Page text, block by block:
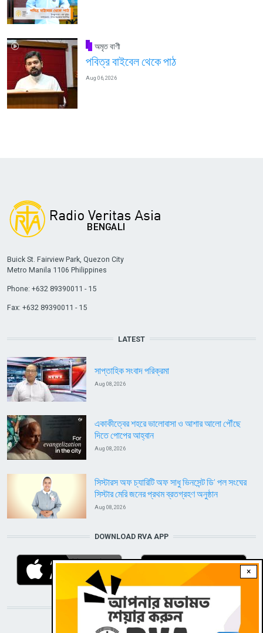
অমৃত বাণী
পবিত্র বাইবেল থেকে পাঠ
Aug 06, 2026
×
Buick St. Fairview Park, Quezon City
Metro Manila 1106 Philippines
Phone: +632 89390011 - 15
Fax: +632 89390011 - 15
LATEST
সাপ্তাহিক সংবাদ পরিক্রমা
Aug 08, 2026
একাকীত্বের শহরে ভালোবাসা ও আশার আলো পৌঁছে
দিতে পোপের আহ্বান
Aug 08, 2026
সিস্টারস অফ চ্যারিটি অফ সাধু ভিনসেন্ট ডি’ পল সংঘের
সিস্টার মেরি জনের প্রথম ব্রতগ্রহণ অনুষ্ঠান
Aug 08, 2026
DOWNLOAD RVA APP
STAY CONNECTED WITH US!